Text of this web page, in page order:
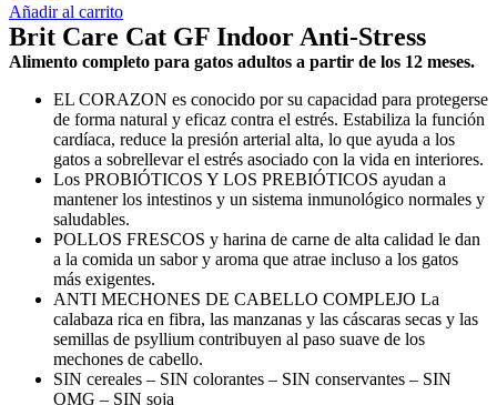
Añadir al carrito
Brit Care Cat GF Indoor Anti-Stress
Alimento completo para gatos adultos a partir de los 12 meses.
EL CORAZON es conocido por su capacidad para protegerse
de forma natural y eficaz contra el estrés. Estabiliza la función
cardíaca, reduce la presión arterial alta, lo que ayuda a los
gatos a sobrellevar el estrés asociado con la vida en interiores.
Los PROBIÓTICOS Y LOS PREBIÓTICOS ayudan a
mantener los intestinos y un sistema inmunológico normales y
saludables.
POLLOS FRESCOS y harina de carne de alta calidad le dan
a la comida un sabor y aroma que atrae incluso a los gatos
más exigentes.
ANTI MECHONES DE CABELLO COMPLEJO La
calabaza rica en fibra, las manzanas y las cáscaras secas y las
semillas de psyllium contribuyen al paso suave de los
mechones de cabello.
SIN cereales – SIN colorantes – SIN conservantes – SIN
OMG – SIN soja